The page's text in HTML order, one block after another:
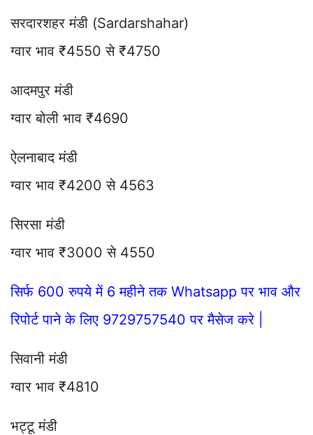
सरदारशहर मंडी (Sardarshahar)
ग्वार भाव ₹4550 से ₹4750
आदमपुर मंडी
ग्वार बोली भाव ₹4690
ऐलनाबाद मंडी
ग्वार भाव ₹4200 से 4563
सिरसा मंडी
ग्वार भाव ₹3000 से 4550
सिर्फ 600 रुपये में 6 महीने तक Whatsapp पर भाव और
रिपोर्ट पाने के लिए 9729757540 पर मैसेज करे |
सिवानी मंडी
ग्वार भाव ₹4810
भट्टू मंडी